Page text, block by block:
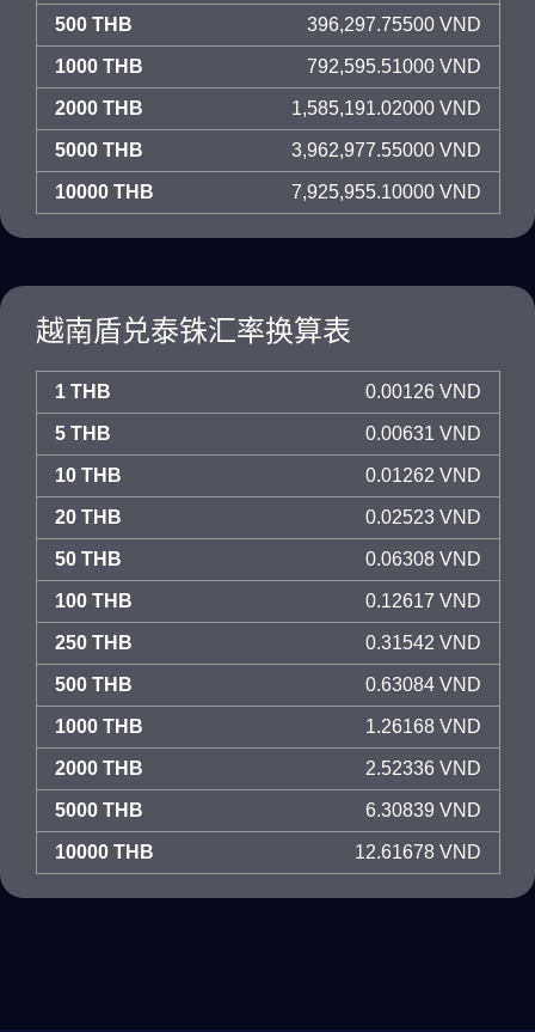
500 THB 396,297.75500 VND
1000 THB 792,595.51000 VND
2000 THB 1,585,191.02000 VND
5000 THB 3,962,977.55000 VND
10000 THB 7,925,955.10000 VND
越南盾兑泰铢汇率换算表
1 THB 0.00126 VND
5 THB 0.00631 VND
10 THB 0.01262 VND
20 THB 0.02523 VND
50 THB 0.06308 VND
100 THB 0.12617 VND
250 THB 0.31542 VND
500 THB 0.63084 VND
1000 THB 1.26168 VND
2000 THB 2.52336 VND
5000 THB 6.30839 VND
10000 THB 12.61678 VND